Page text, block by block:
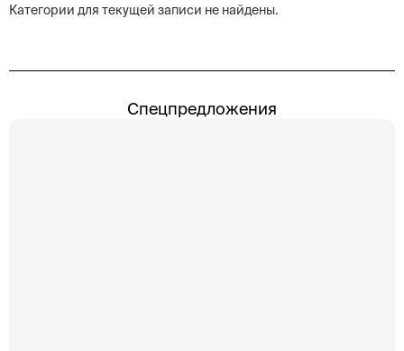
Категории для текущей записи не найдены.
Спецпредложения